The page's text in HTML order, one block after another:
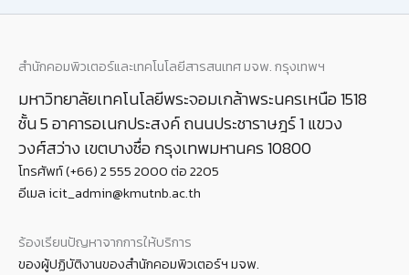
สำนักคอมพิวเตอร์และเทคโนโลยีสารสนเทศ มจพ. กรุงเทพฯ
มหาวิทยาลัยเทคโนโลยีพระจอมเกล้าพระนครเหนือ 1518
ชั้น 5 อาคารอเนกประสงค์ ถนนประชาราษฎร์ 1 แขวง
วงศ์สว่าง เขตบางซื่อ กรุงเทพมหานคร 10800
โทรศัพท์ (+66) 2 555 2000 ต่อ 2205
อีเมล icit_admin@kmutnb.ac.th
ร้องเรียนปัญหาจากการให้บริการ
ของผู้ปฏิบัติงานของสำนักคอมพิวเตอร์ฯ มจพ.